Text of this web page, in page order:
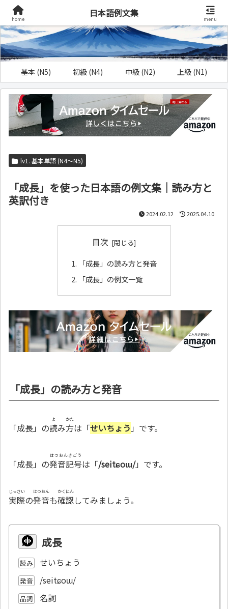
基本 (N5) 初級 (N4) 中級 (N2) 上級 (N1)
lv1. 基本単語 (N4～N5)
「成長」を使った日本語の例文集｜読み方と
英訳付き
2024.02.12 2025.04.10
目次
「成長」の読み方と発音
「成長」の例文一覧
「成長」の読み方と発音
「成長」の読
よ
み方
かた
は「せいちょう 」です。
「成長」の発音記号
はつおんきごう
は「/seitɕoɯ/」です。
実際
じっさい
の発音
はつおん
も確認
かくにん
してみましょう。
成長
読み せいちょう
発音 /seitɕoɯ/
品詞 名詞
home
日本語例文集
menu